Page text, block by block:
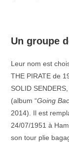
Un groupe
Leur nom est
THE PIRATE de
SOLID
(album “Going
2014). Il est
24/07/1951 à
son tour plie